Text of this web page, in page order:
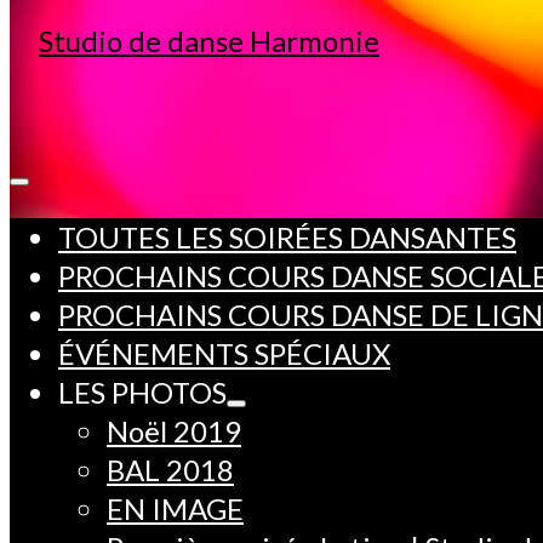
TOUTES LES SOIRÉES DANSANTES
PROCHAINS COURS DANSE
PROCHAINS COURS DANSE DE
ÉVÉNEMENTS SPÉCIAUX
LES PHOTOS
Noël 2019
BAL 2018
EN IMAGE